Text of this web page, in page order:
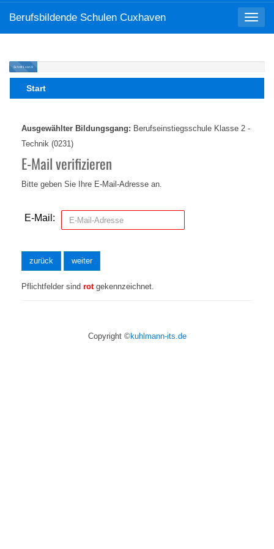
Toggle
Berufsbildende Schulen Cuxhaven
Schritt 1 von 9
Ausgewählter Bildungsgang: Berufseinstiegsschule Klasse 2 -
Technik (0231)
E-Mail verifizieren
Bitte geben Sie Ihre E-Mail-Adresse an.
E-Mail:
zurück
Pflichtfelder sind rotgekennzeichnet.
Copyright ©kuhlmann-its.de